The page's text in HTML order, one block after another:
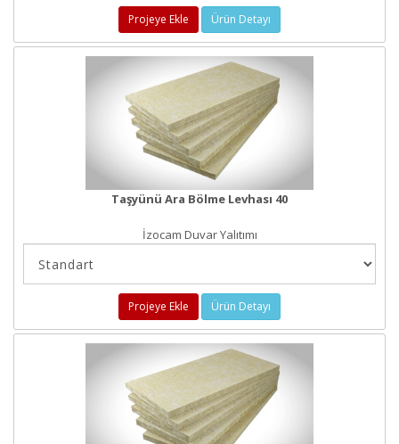
Projeye Ekle Ürün Detayı
Taşyünü Ara Bölme Levhası 40
İzocam Duvar Yalıtımı
Projeye Ekle Ürün Detayı